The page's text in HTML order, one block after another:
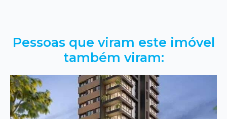
Pessoas que viram este imóvel
também viram: